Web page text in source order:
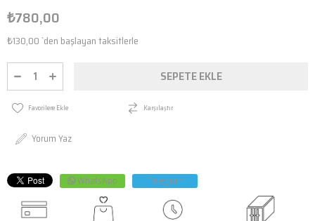
₺780,00
₺130,00`den başlayan taksitlerle
Favorilere Ekle Karşılaştır
Yorum Yaz
WhatsApp Telegram